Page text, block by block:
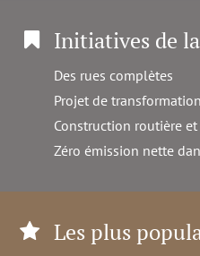
Initiatives de
Des rues complètes
Projet de transformation
Construction routière
Zéro émission nette
Les plus